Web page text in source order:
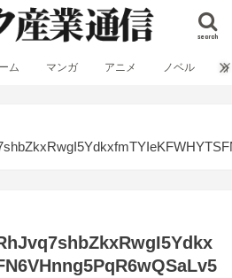
search
ム マンガ アニメ ノベル